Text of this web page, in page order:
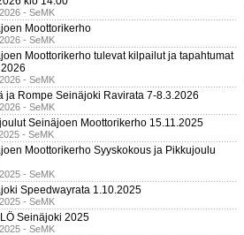
- SeMK
Moottorikerho
- SeMK
Moottorikerho tulevat kilpailut ja tapahtumat
- SeMK
ja Rompe Seinäjoki Ravirata 7-8.3.2026
- SeMK
Seinäjoen Moottorikerho 15.11.2025
- SeMK
Moottorikerho Syyskokous ja Pikkujoulu
- SeMK
Speedwayrata 1.10.2025
- SeMK
Seinäjoki 2025
- SeMK